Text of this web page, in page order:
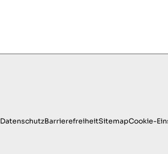
DatenschutzBarrierefreiheitSitemapCookie-